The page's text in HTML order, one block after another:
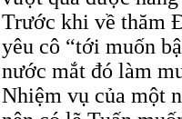
Trước khi về thăm
yêu cô “tới muốn
nước mắt đó làm
Nhiệm vụ của một